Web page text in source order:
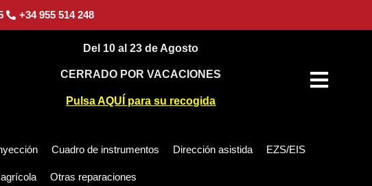
+34 955 514 248
Del 10 al 23 de Agosto
CERRADO POR VACACIONES
Pulsa AQUÍ para su recogida
Cuadro de instrumentos Dirección asistida EZS/EIS
Otras reparaciones